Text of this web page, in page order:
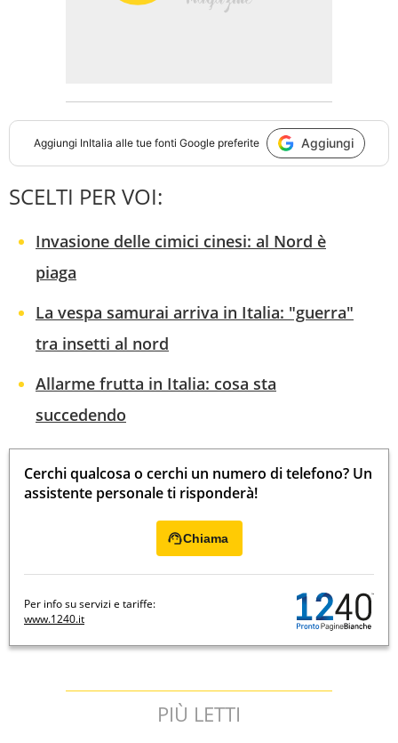
Aggiungi InItalia alle tue fonti Google preferite Aggiungi
SCELTI PER VOI:
Invasione delle cimici cinesi: al Nord è
piaga
La vespa samurai arriva in Italia: "guerra"
tra insetti al nord
Allarme frutta in Italia: cosa sta
succedendo
Cerchi qualcosa o cerchi un numero di telefono? Un
assistente personale ti risponderà!
Chiama
Per info su servizi e tariffe:
www.1240.it
PIÙ LETTI